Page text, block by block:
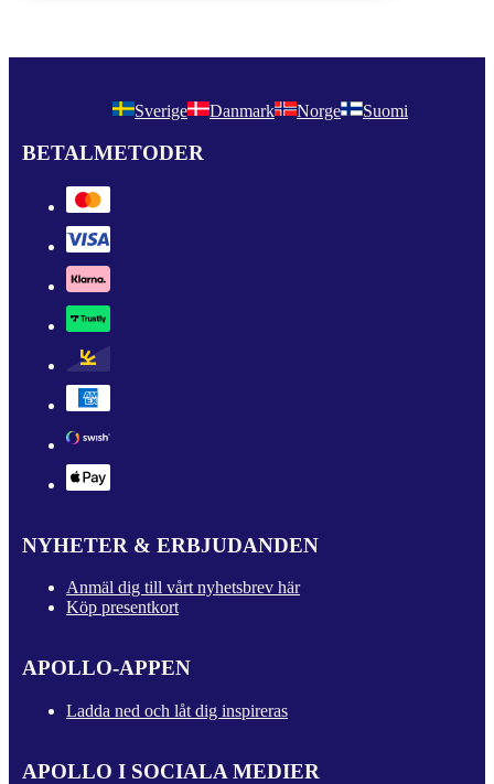
Sverige Danmark Norge Suomi
BETALMETODER
NYHETER & ERBJUDANDEN
Anmäl dig till vårt nyhetsbrev här
Köp presentkort
APOLLO-APPEN
Ladda ned och låt dig inspireras
APOLLO I SOCIALA MEDIER